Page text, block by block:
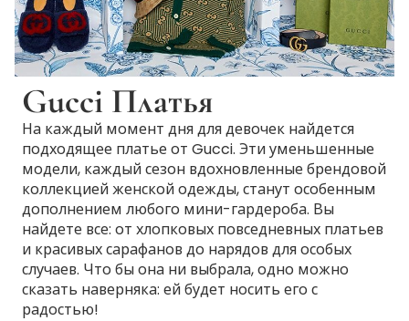
Gucci Платья
На каждый момент дня для девочек найдется
подходящее платье от Gucci. Эти уменьшенные
модели, каждый сезон вдохновленные брендовой
коллекцией женской одежды, станут особенным
дополнением любого мини-гардероба. Вы
найдете все: от хлопковых повседневных платьев
и красивых сарафанов до нарядов для особых
случаев. Что бы она ни выбрала, одно можно
сказать наверняка: ей будет носить его с
радостью!